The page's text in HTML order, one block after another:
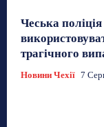
Чеська
трагічного
Новини Чехії 7